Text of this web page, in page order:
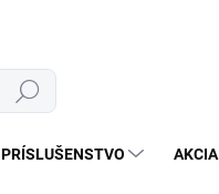
Hľadať
PRÍSLUŠENSTVO AKCIA